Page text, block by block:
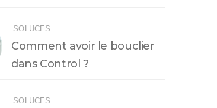
SOLUCES
Comment avoir le bouclier
dans Control ?
SOLUCES